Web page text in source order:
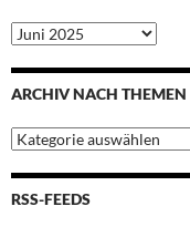
Archiv
nach
Monaten
ARCHIV NACH THEMEN
Archiv
nach
Themen
RSS-FEEDS